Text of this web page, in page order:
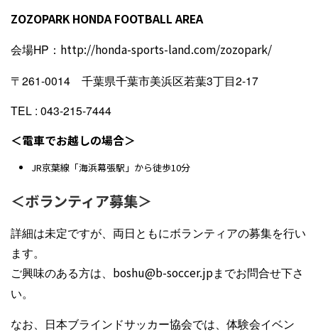
ZOZOPARK HONDA FOOTBALL AREA
会場HP： http://honda-sports-land.com/zozopark/
〒261-0014 千葉県千葉市美浜区若葉3丁目2-17
TEL : 043-215-7444
＜電車でお越しの場合＞
JR京葉線「海浜幕張駅」から徒歩10分
＜ボランティア募集＞
詳細は未定ですが、両日ともにボランティアの募集を行い
ます。
ご興味のある方は、 boshu@b-soccer.jpまでお問合せ下さ
い。
なお、日本ブラインドサッカー協会では、体験会イベン